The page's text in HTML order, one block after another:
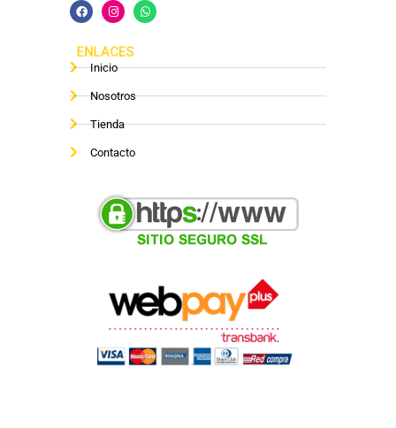
ENLACES
Inicio
Nosotros
Tienda
Contacto